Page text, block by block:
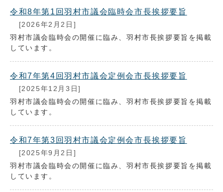
令和8年第1回羽村市議会臨時会市長挨拶要旨
[2026年2月2日]
羽村市議会臨時会の開催に臨み、羽村市長挨拶要旨を掲載
しています。
令和7年第4回羽村市議会定例会市長挨拶要旨
[2025年12月3日]
羽村市議会臨時会の開催に臨み、羽村市長挨拶要旨を掲載
しています。
令和7年第3回羽村市議会定例会市長挨拶要旨
[2025年9月2日]
羽村市議会臨時会の開催に臨み、羽村市長挨拶要旨を掲載
しています。